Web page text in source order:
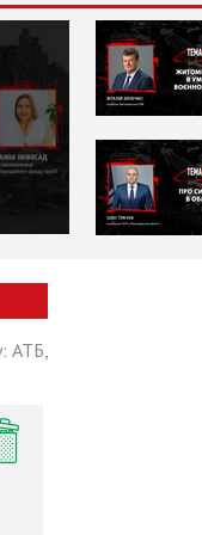
АТБ,